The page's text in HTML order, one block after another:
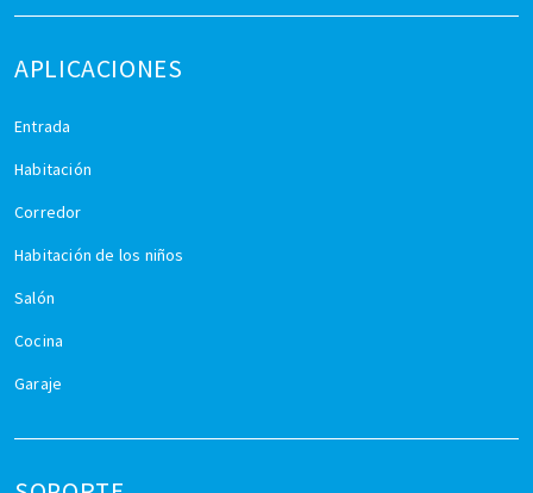
APLICACIONES
Entrada
Habitación
Corredor
Habitación de los niños
Salón
Cocina
Garaje